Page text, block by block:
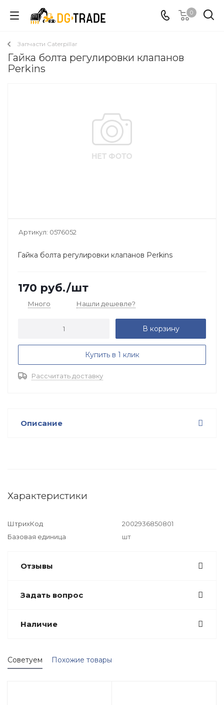
0
Запчасти Caterpillar
Гайка болта регулировки клапанов
Perkins
Артикул: 0576052
Гайка болта регулировки клапанов Perkins
170 руб./шт
Много Нашли дешевле?
В корзину
Купить в 1 клик
Рассчитать доставку
Описание
Характеристики
ШтрихКод
2002936850801
Базовая единица
шт
Отзывы
Задать вопрос
Наличие
Советуем Похожие товары